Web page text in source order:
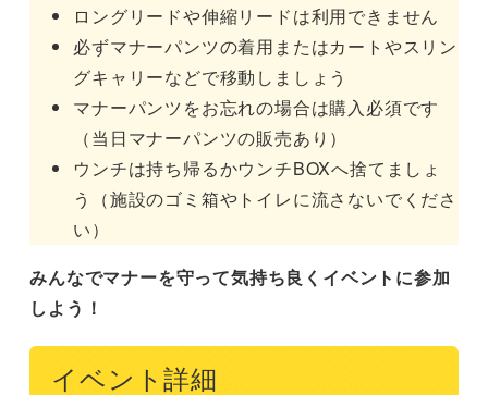
ロングリードや伸縮リードは利用できません
必ずマナーパンツの着用またはカートやスリン
グキャリーなどで移動しましょう
マナーパンツをお忘れの場合は購入必須です
（当日マナーパンツの販売あり）
ウンチは持ち帰るかウンチBOXへ捨てましょ
う（施設のゴミ箱やトイレに流さないでくださ
い）
みんなでマナーを守って気持ち良くイベントに参加
しよう！
イベント詳細